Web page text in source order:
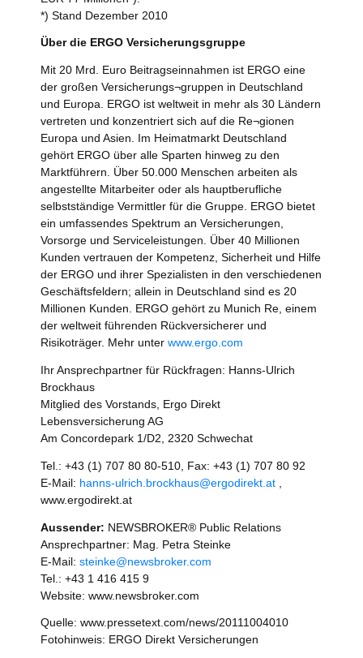
*) Stand Dezember 2010
Über die ERGO Versicherungsgruppe
Mit 20 Mrd. Euro Beitragseinnahmen ist ERGO eine
der großen Versicherungs¬gruppen in Deutschland
und Europa. ERGO ist weltweit in mehr als 30 Ländern
vertreten und konzentriert sich auf die Re¬gionen
Europa und Asien. Im Heimatmarkt Deutschland
gehört ERGO über alle Sparten hinweg zu den
Marktführern. Über 50.000 Menschen arbeiten als
angestellte Mitarbeiter oder als hauptberufliche
selbstständige Vermittler für die Gruppe. ERGO bietet
ein umfassendes Spektrum an Versicherungen,
Vorsorge und Serviceleistungen. Über 40 Millionen
Kunden vertrauen der Kompetenz, Sicherheit und Hilfe
der ERGO und ihrer Spezialisten in den verschiedenen
Geschäftsfeldern; allein in Deutschland sind es 20
Millionen Kunden. ERGO gehört zu Munich Re, einem
der weltweit führenden Rückversicherer und
Risikoträger. Mehr unter www.ergo.com
Ihr Ansprechpartner für Rückfragen: Hanns-Ulrich
Brockhaus
Mitglied des Vorstands, Ergo Direkt
Lebensversicherung AG
Am Concordepark 1/D2, 2320 Schwechat
Tel.: +43 (1) 707 80 80-510, Fax: +43 (1) 707 80 92
E-Mail: hanns-ulrich.brockhaus@ergodirekt.at
www.ergodirekt.at
Aussender: NEWSBROKER® Public Relations
Ansprechpartner: Mag. Petra Steinke
E-Mail: steinke@newsbroker.com
Tel.: +43 1 416 415 9
Website: www.newsbroker.com
Quelle: www.pressetext.com/news/20111004010
Fotohinweis: ERGO Direkt Versicherungen